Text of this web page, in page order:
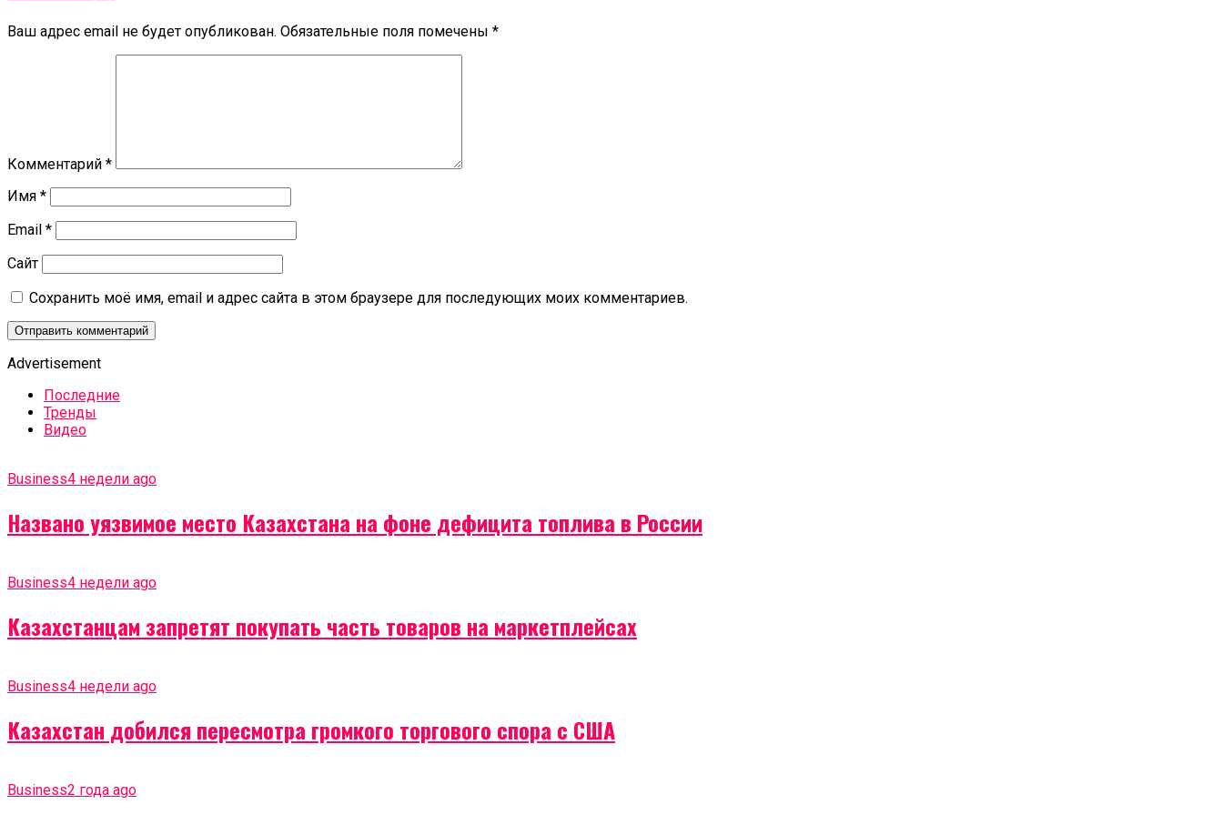
Ваш адрес email не будет опубликован. Обязательные поля помечены *
Комментарий *
Имя *
Email *
Сайт
Сохранить моё имя, email и адрес сайта в этом браузере для последующих моих комментариев.
Advertisement
Последние
Тренды
Видео
Business4 недели ago
Названо уязвимое место Казахстана на фоне дефицита топлива в России
Business4 недели ago
Казахстанцам запретят покупать часть товаров на маркетплейсах
Business4 недели ago
Казахстан добился пересмотра громкого торгового спора с США
Business2 года ago